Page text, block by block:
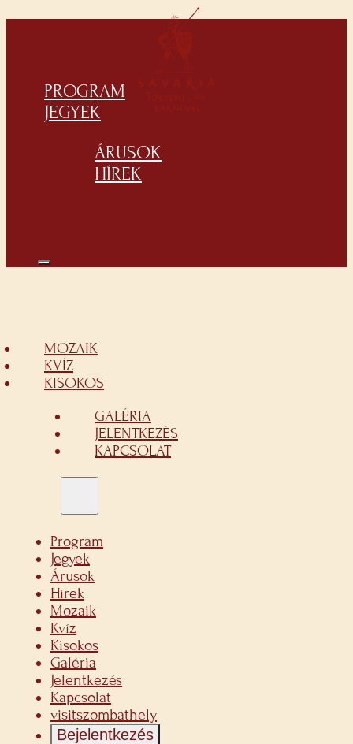
PROGRAM
JEGYEK
ÁRUSOK
HÍREK
MOZAIK
KVÍZ
KISOKOS
GALÉRIA
JELENTKEZÉS
KAPCSOLAT
Program
Jegyek
Árusok
Hírek
Mozaik
Kvíz
Kisokos
Galéria
Jelentkezés
Kapcsolat
visitszombathely
Bejelentkezés